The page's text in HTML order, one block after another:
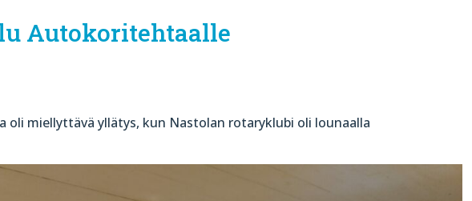
Autokoritehtaalle
oli miellyttävä yllätys, kun Nastolan rotaryklubi oli lounaalla